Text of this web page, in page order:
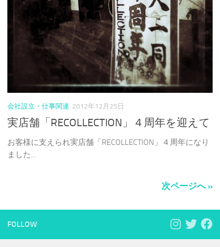
会社設立・仕事関連 2012年12月25日
実店舗「RECOLLECTION」４周年を迎えて
お客様に支えられ実店舗「RECOLLECTION」４周年になり
ました...
次ページへ »
FOLLOW